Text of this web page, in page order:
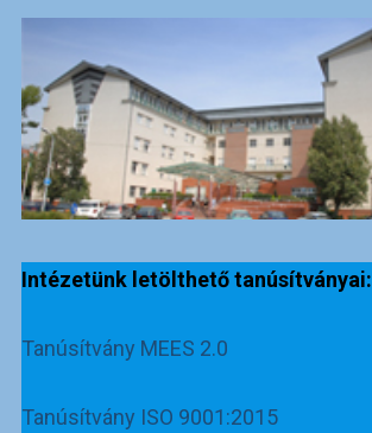
Intézetünk letölthető tanúsítványai:
Tanúsítvány MEES 2.0
Tanúsítvány ISO 9001:2015